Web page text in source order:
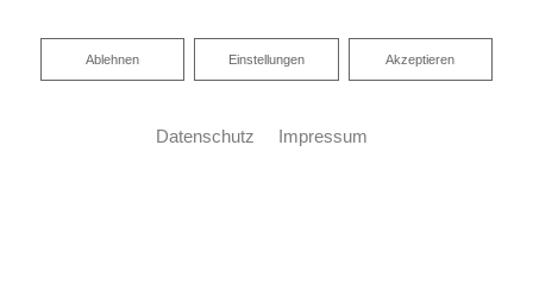
Akzeptieren
Einstellungen
Ablehnen
Ablehnen
Datenschutz Impressum